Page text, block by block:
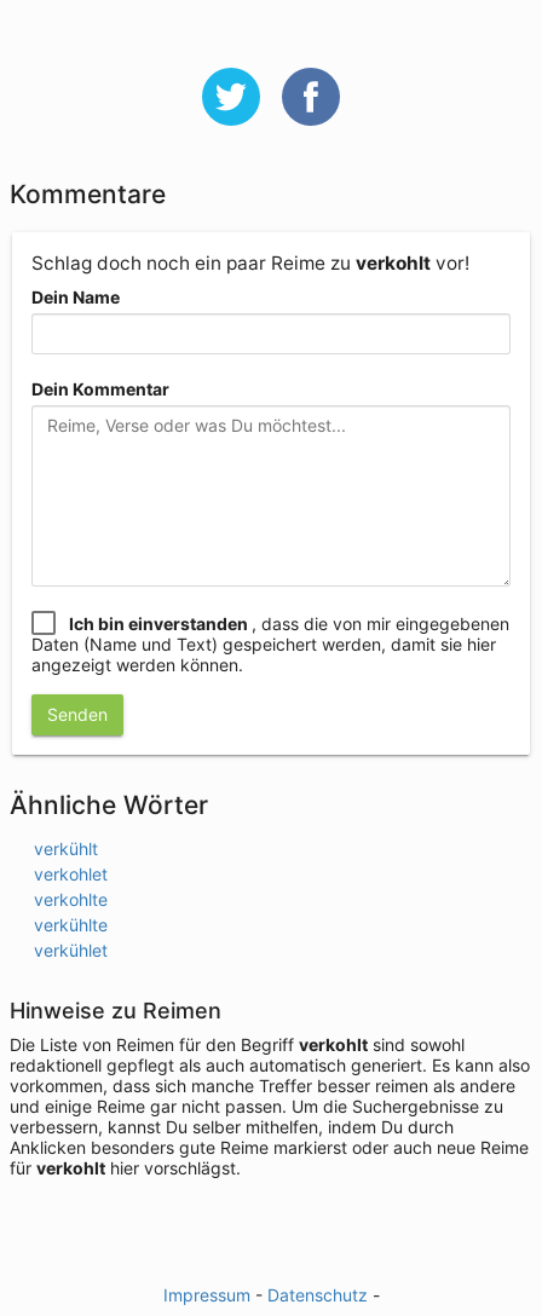
Kommentare
Schlag doch noch ein paar Reime zu verkohlt vor!
Dein Name
Dein Kommentar
Ich bin einverstanden , dass die von mir eingegebenen
Daten (Name und Text) gespeichert werden, damit sie hier
angezeigt werden können.
Senden
Ähnliche Wörter
verkühlt
verkohlet
verkohlte
verkühlte
verkühlet
Hinweise zu Reimen
Die Liste von Reimen für den Begriff verkohlt sind sowohl
redaktionell gepflegt als auch automatisch generiert. Es kann also
vorkommen, dass sich manche Treffer besser reimen als andere
und einige Reime gar nicht passen. Um die Suchergebnisse zu
verbessern, kannst Du selber mithelfen, indem Du durch
Anklicken besonders gute Reime markierst oder auch neue Reime
für verkohlt hier vorschlägst.
Impressum - Datenschutz -